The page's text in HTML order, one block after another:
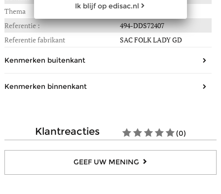
Thema
Folk lady
Referentie :
494-DDS72407
Referentie fabrikant
SAC FOLK LADY GD
Kenmerken buitenkant
Draagtype
Over de schouder
Kenmerken binnenkant
Samenstelling
Textiel
klantreacties (0)
GEEF UW MENING
Ik blijf op edisac.nl